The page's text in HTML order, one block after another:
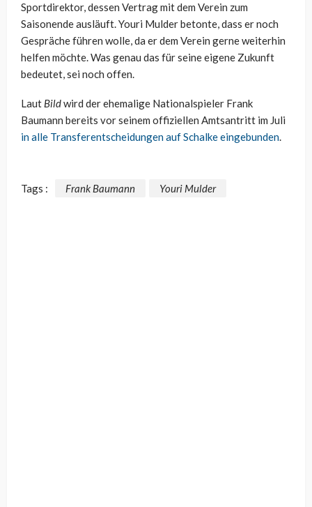
Sportdirektor, dessen Vertrag mit dem Verein zum
Saisonende ausläuft. Youri Mulder betonte, dass er noch
Gespräche führen wolle, da er dem Verein gerne weiterhin
helfen möchte. Was genau das für seine eigene Zukunft
bedeutet, sei noch offen.
Laut Bildwird der ehemalige Nationalspieler Frank
Baumann bereits vor seinem offiziellen Amtsantritt im Juli
in alle Transferentscheidungen auf Schalke eingebunden.
Tags : Frank Baumann Youri Mulder